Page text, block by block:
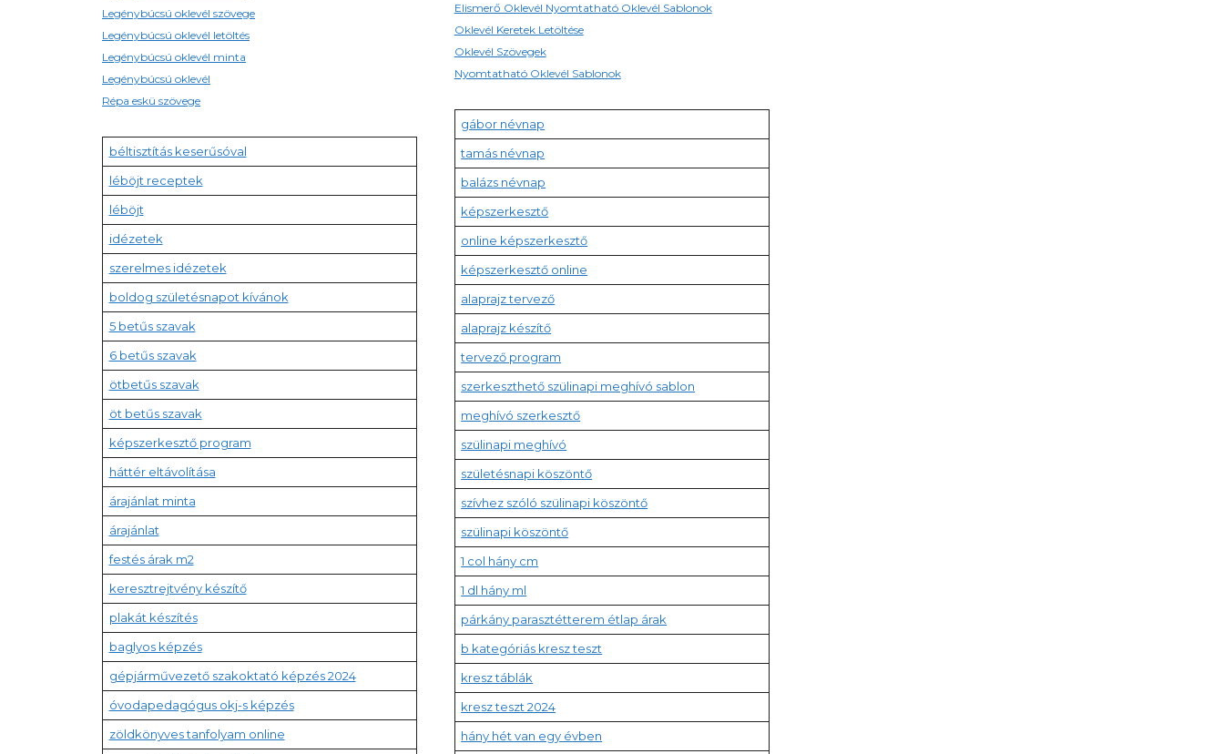
Legénybúcsú oklevél szövege
Legénybúcsú oklevél letöltés
Legénybúcsú oklevél minta
Legénybúcsú oklevél
Répa eskü szövege
béltisztítás keserűsóval
léböjt receptek
léböjt
idézetek
szerelmes idézetek
boldog születésnapot kívánok
5 betűs szavak
6 betűs szavak
ötbetűs szavak
öt betűs szavak
képszerkesztő program
háttér eltávolítása
árajánlat minta
árajánlat
festés árak m2
keresztrejtvény készítő
plakát készítés
baglyos képzés
gépjárművezető szakoktató képzés 2024
óvodapedagógus okj-s képzés
zöldkönyves tanfolyam online
Elismerő Oklevél Nyomtatható Oklevél Sablonok
Oklevél Keretek Letöltése
Oklevél Szövegek
Nyomtatható Oklevél Sablonok
gábor névnap
tamás névnap
balázs névnap
képszerkesztő
online képszerkesztő
képszerkesztő online
alaprajz tervező
alaprajz készítő
tervező program
szerkeszthető szülinapi meghívó sablon
meghívó szerkesztő
szülinapi meghívó
születésnapi köszöntő
szívhez szóló szülinapi köszöntő
szülinapi köszöntő
1 col hány cm
1 dl hány ml
párkány parasztétterem étlap árak
b kategóriás kresz teszt
kresz táblák
kresz teszt 2024
hány hét van egy évben